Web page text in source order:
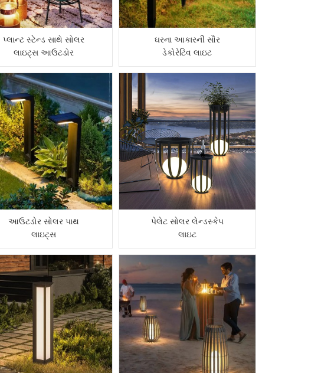
પ્લાન્ટ સ્ટેન્ડ સાથે સોલર
લાઇટ્સ આઉટડોર
ઘરના આકારની સૌર
ડેકોરેટિવ લાઇટ
આઉટડોર સોલર પાથ
લાઇટ્સ
પેલેટ સોલર લેન્ડસ્કેપ
લાઇટ